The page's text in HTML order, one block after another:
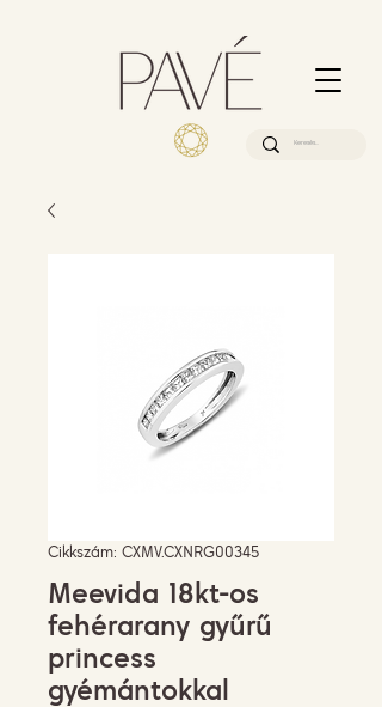
Cikkszám: CXMV.CXNRG00345
Meevida 18kt-os
fehérarany gyűrű
princess
gyémántokkal